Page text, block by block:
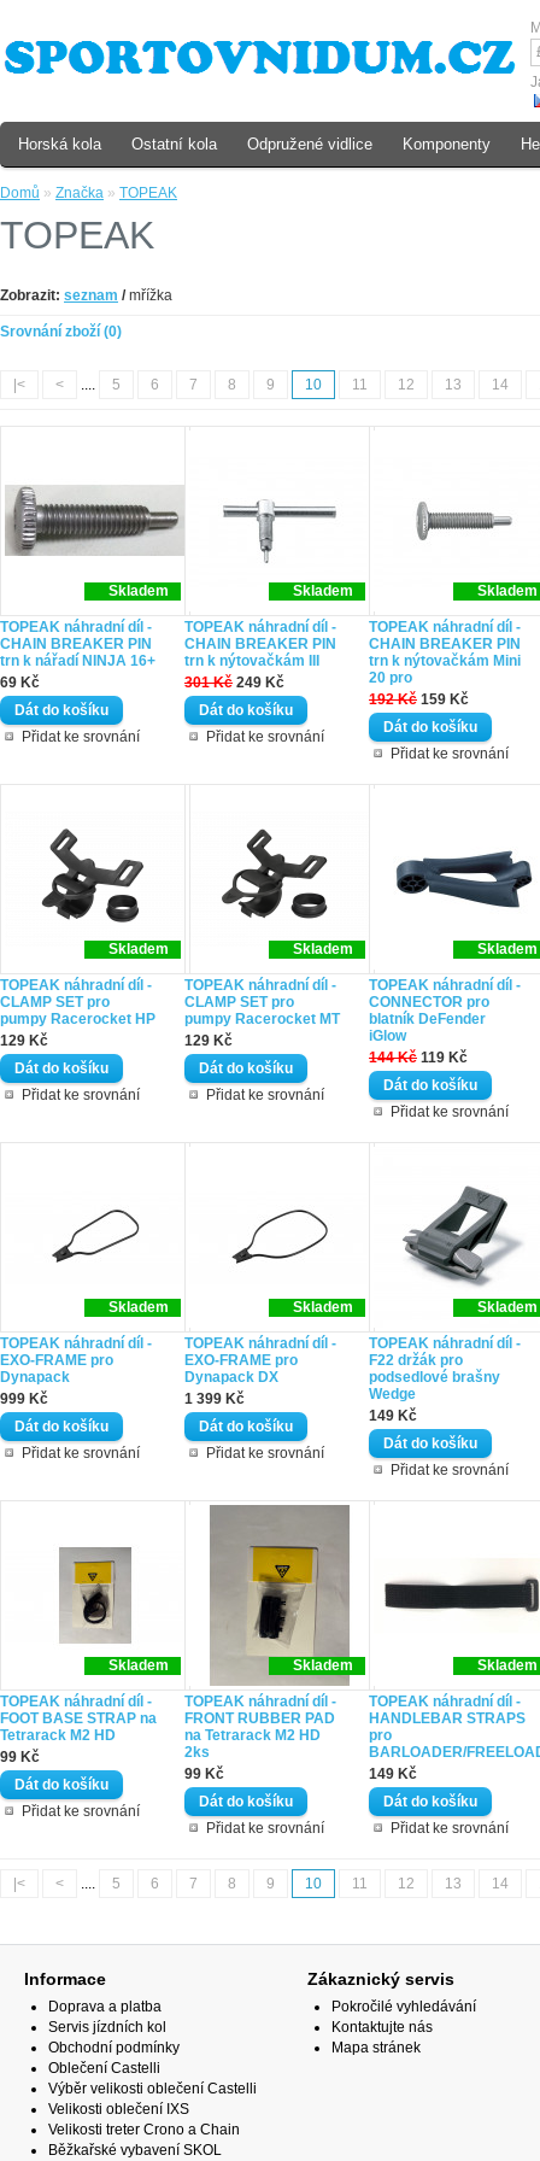
Domů » Značka » TOPEAK
TOPEAK
Zobrazit: seznam /mřížka
Srovnání zboží (0)
|< < .... 5 6 7 8 9 10 11 12 13 14
Skladem
TOPEAK náhradní díl -
CHAIN BREAKER PIN
trn k nářadí NINJA 16+
69 Kč
Přidat ke srovnání
Skladem
TOPEAK náhradní díl -
CHAIN BREAKER PIN
trn k nýtovačkám III
301 Kč 249 Kč
Přidat ke srovnání
Skladem
TOPEAK náhradní díl -
CHAIN BREAKER PIN
trn k nýtovačkám Mini
20 pro
192 Kč 159 Kč
Přidat ke srovnání
Skladem
TOPEAK náhradní díl -
CLAMP SET pro
pumpy Racerocket HP
129 Kč
Přidat ke srovnání
Skladem
TOPEAK náhradní díl -
CLAMP SET pro
pumpy Racerocket MT
129 Kč
Přidat ke srovnání
Skladem
TOPEAK náhradní díl -
CONNECTOR pro
blatník DeFender
iGlow
144 Kč 119 Kč
Přidat ke srovnání
Skladem
TOPEAK náhradní díl -
EXO-FRAME pro
Dynapack
999 Kč
Přidat ke srovnání
Skladem
TOPEAK náhradní díl -
EXO-FRAME pro
Dynapack DX
1 399 Kč
Přidat ke srovnání
Skladem
TOPEAK náhradní díl -
F22 držák pro
podsedlové brašny
Wedge
149 Kč
Přidat ke srovnání
Skladem
TOPEAK náhradní díl -
FOOT BASE STRAP na
Tetrarack M2 HD
99 Kč
Přidat ke srovnání
Skladem
TOPEAK náhradní díl -
FRONT RUBBER PAD
na Tetrarack M2 HD
2ks
99 Kč
Přidat ke srovnání
Skladem
TOPEAK náhradní díl -
HANDLEBAR STRAPS
pro
BARLOADER/
149 Kč
Přidat ke srovnání
|< < .... 5 6 7 8 9 10 11 12 13 14
Horská kola Ostatní kola Odpružené vidlice Komponenty
Informace
Doprava a platba
Servis jízdních kol
Obchodní podmínky
Oblečení Castelli
Výběr velikosti oblečení Castelli
Velikosti oblečení IXS
Velikosti treter Crono a Chain
Běžkařské vybavení SKOL
Zákaznický servis
Pokročilé vyhledávání
Kontaktujte nás
Mapa stránek